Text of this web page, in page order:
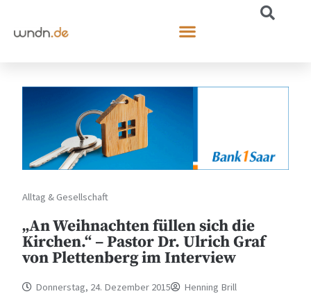
Alltag & Gesellschaft
„An Weihnachten füllen sich die
Kirchen.“ – Pastor Dr. Ulrich Graf
von Plettenberg im Interview
Donnerstag, 24. Dezember 2015 Henning Brill